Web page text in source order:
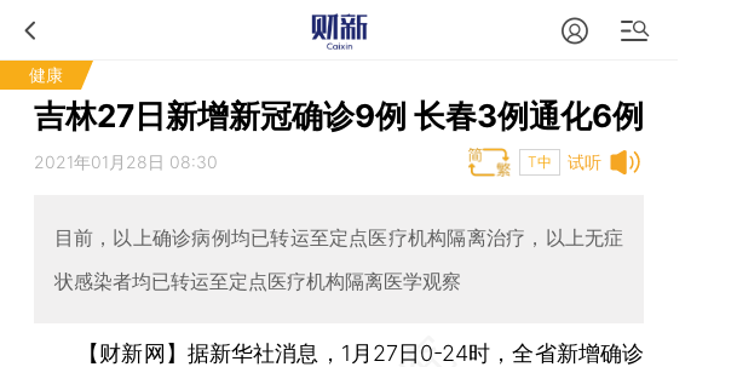
健康
吉林27日新增新冠确诊9例 长春3例通化6例
试听
2021年01月28日 08:30 T中
目前，以上确诊病例均已转运至定点医疗机构隔离治疗，以上无症
状感染者均已转运至定点医疗机构隔离医学观察
【财新网】 据新华社消息，1月27日0-24时，全省新增确诊